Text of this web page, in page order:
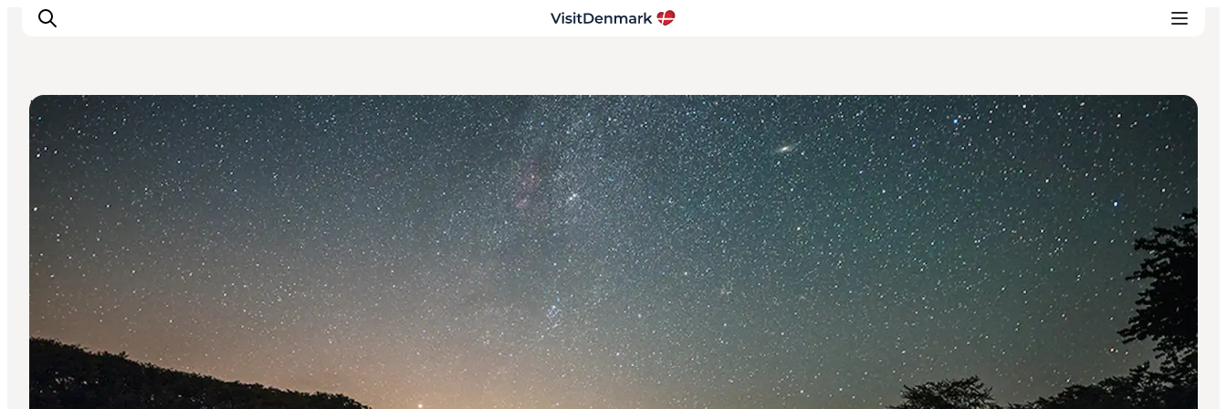
Inspiration
Regionen
Erlebnisse
Unterkünfte
Reiseplanung
Naturgebiete